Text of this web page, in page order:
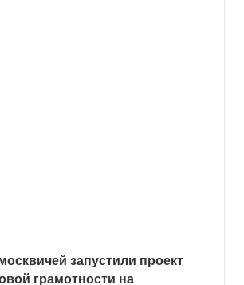
запустили проект
грамотности на